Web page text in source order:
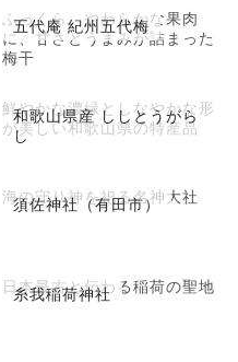
五代庵 紀州五代梅
ふっくら、やわらかな果肉
に、甘さとうまみが詰まった
梅干
和歌山県産 ししとうがら
し
鮮やかな濃緑としなやかな形
が美しい和歌山県の特産品
須佐神社（有田市）
海の守り神を祀る名神大社
糸我稲荷神社
日本最古と伝わる稲荷の聖地